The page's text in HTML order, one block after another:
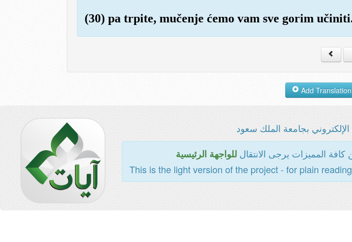
(30) pa trpite, mučenje ćemo vam sve gorim
بجامعة الملك سعود
كافة المميزات يرجى الانتقالللواجهة الرئيسية
This is the light version of the project - for plain